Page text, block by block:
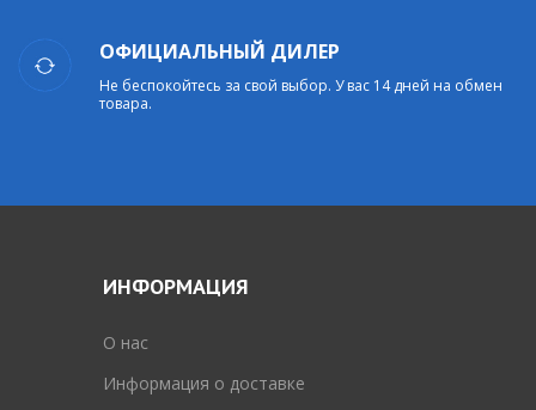
ОФИЦИАЛЬНЫЙ ДИЛЕР
Не беспокойтесь за свой выбор. У вас 14 дней на обмен
товара.
ИНФОРМАЦИЯ
O нас
Информация о доставке